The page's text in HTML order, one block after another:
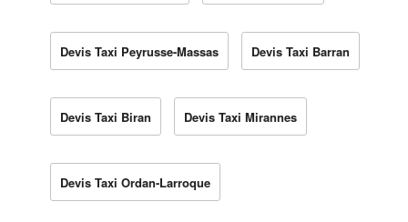
Devis Taxi Peyrusse-Massas Devis Taxi Barran
Devis Taxi Biran Devis Taxi Mirannes
Devis Taxi Ordan-Larroque